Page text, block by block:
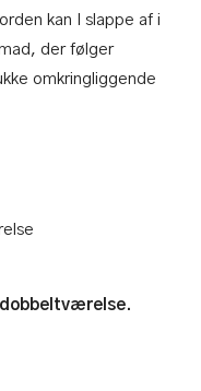
kan I slappe af i
der følger
omkringliggende